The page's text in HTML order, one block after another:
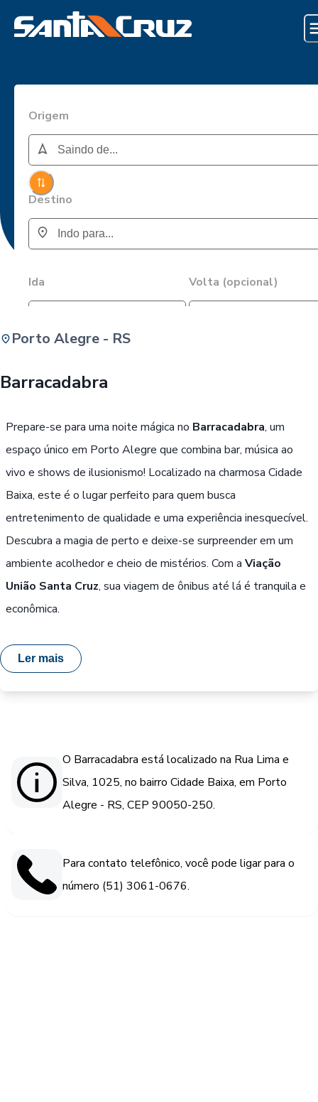
Origem
Destino
Ida Volta (opcional)
Porto Alegre - RS
Barracadabra
Prepare-se para uma noite mágica no Barracadabra, um
espaço único em Porto Alegre que combina bar, música ao
vivo e shows de ilusionismo! Localizado na charmosa Cidade
Baixa, este é o lugar perfeito para quem busca
entretenimento de qualidade e uma experiência inesquecível.
Descubra a magia de perto e deixe-se surpreender em um
ambiente acolhedor e cheio de mistérios. Com a Viação
União Santa Cruz, sua viagem de ônibus até lá é tranquila e
econômica.
Ler mais
O Barracadabra está localizado na Rua Lima e
Silva, 1025, no bairro Cidade Baixa, em Porto
Alegre - RS, CEP 90050-250.
Para contato telefônico, você pode ligar para o
número (51) 3061-0676.